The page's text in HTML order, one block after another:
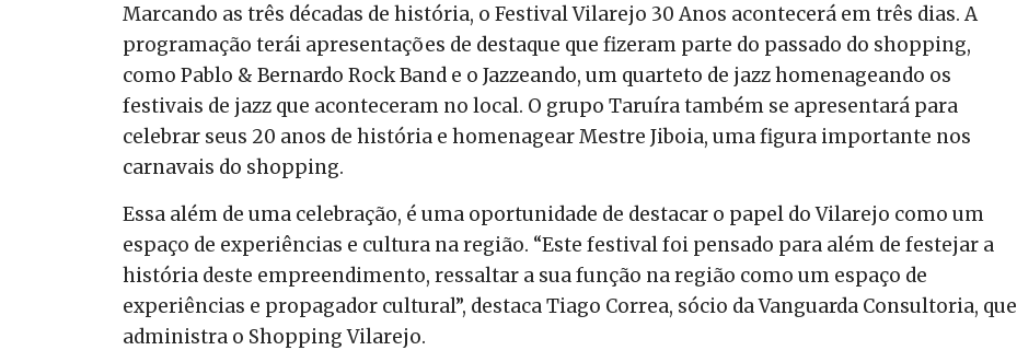
Marcando as três décadas de história, o Festival Vilarejo 30 Anos acontecerá em três dias. A
programação terái apresentações de destaque que fizeram parte do passado do shopping,
como Pablo & Bernardo Rock Band e o Jazzeando, um quarteto de jazz homenageando os
festivais de jazz que aconteceram no local. O grupo Taruíra também se apresentará para
celebrar seus 20 anos de história e homenagear Mestre Jiboia, uma figura importante nos
carnavais do shopping.
Essa além de uma celebração, é uma oportunidade de destacar o papel do Vilarejo como um
espaço de experiências e cultura na região. “Este festival foi pensado para além de festejar a
história deste empreendimento, ressaltar a sua função na região como um espaço de
experiências e propagador cultural”, destaca Tiago Correa, sócio da Vanguarda Consultoria, que
administra o Shopping Vilarejo.